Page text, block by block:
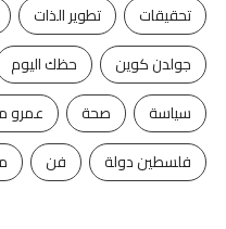
تحقيقات
تطوير الذات
جولدن كوين
حظك اليوم
سياسة
صحة عمرو
فلسطين دولة
فن